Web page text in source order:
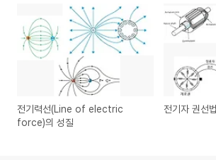
전기력선(Line of electric
force)의 성질
전기자 권선